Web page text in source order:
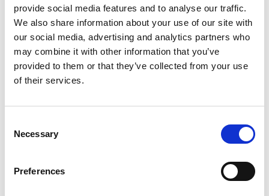
provide social media features and to analyse our traffic.
We also share information about your use of our site with
our social media, advertising and analytics partners who
may combine it with other information that you’ve
provided to them or that they’ve collected from your use
of their services.
Selection
Necessary
Preferences
Din personliga information hanteras av Hverdag AS tills du aktivt
väljer att avbryta ditt medlemskap, eller om du inte loggar in på
ditt konto inom ett år. När du tar bort medlemskapet kommer din
personliga information att raderas inom en månad.
Integritet (Personvern)
Cookies och Google Analytics
Genom att använda Cupidos webbplatser godkänner du att
cookies placeras i medlemmens webbläsare. Läs mer om hur